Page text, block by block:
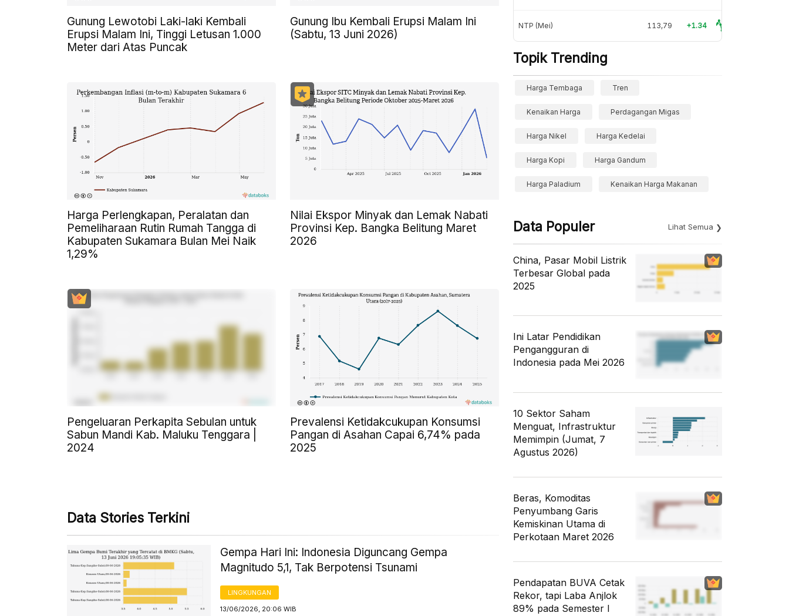
Gunung Lewotobi Laki-laki Kembali
Erupsi Malam Ini, Tinggi Letusan 1.000
Meter dari Atas Puncak
Gunung Ibu Kembali Erupsi Malam Ini
(Sabtu, 13 Juni 2026)
Harga Perlengkapan, Peralatan dan
Pemeliharaan Rutin Rumah Tangga di
Kabupaten Sukamara Bulan Mei Naik
1,29%
Nilai Ekspor Minyak dan Lemak Nabati
Provinsi Kep. Bangka Belitung Maret
2026
Pengeluaran Perkapita Sebulan untuk
Sabun Mandi Kab. Maluku Tenggara |
2024
Prevalensi Ketidakcukupan Konsumsi
Pangan di Asahan Capai 6,74% pada
2025
Data Stories Terkini
Gempa Hari Ini: Indonesia Diguncang Gempa
Magnitudo 5,1, Tak Berpotensi Tsunami
LINGKUNGAN
13/06/2026, 20:06 WIB
NTP (Mei) 113,79 +1.34
Topik Trending
Harga Tembaga Tren
Kenaikan Harga Perdagangan Migas
Harga Nikel Harga Kedelai
Harga Kopi Harga Gandum
Harga Paladium Kenaikan Harga Makanan
Data Populer Lihat Semua
China, Pasar Mobil Listrik
Terbesar Global pada
2025
Ini Latar Pendidikan
Pengangguran di
Indonesia pada Mei 2026
10 Sektor Saham
Menguat, Infrastruktur
Memimpin (Jumat, 7
Agustus 2026)
Beras, Komoditas
Penyumbang Garis
Kemiskinan Utama di
Perkotaan Maret 2026
Pendapatan BUVA Cetak
Rekor, tapi Laba Anjlok
89% pada Semester I